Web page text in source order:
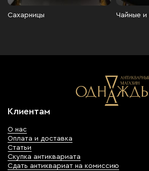
Сахарницы Чайные и
Клиентам
О нас
Оплата и доставка
Статьи
Скупка антиквариата
Сдать антиквариат на комиссию